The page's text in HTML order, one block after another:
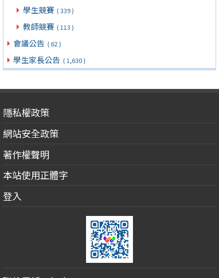
學生競賽 ( 339 )
教師競賽 ( 113 )
會議公告 ( 62 )
學生家長公告 ( 1,630 )
隱私權政策
網站安全政策
著作權聲明
本站使用正體字
登入